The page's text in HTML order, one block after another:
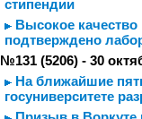
стипендии
Высокое
подтверждено
№131 (5206) - 30
На ближайшие
госуниверситете